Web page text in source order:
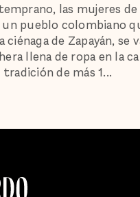
las mujeres de
un pueblo colombiano
ciénaga de Zapayán, se
llena de ropa en la
tradición de más 1...